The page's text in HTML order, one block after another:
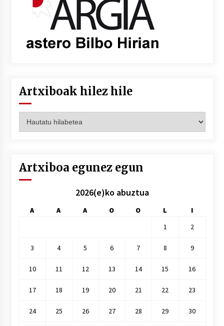
Artxiboak hilez hile
hilez
Artxiboa egunez egun
2026(e)ko abuztua
A A A O O L
I
1
2
3 4 5 6 7 8 9
10 11 12 13 14 15 16
17 18 19 20 21 22 23
24 25 26 27 28 29 30